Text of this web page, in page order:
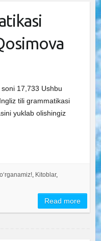
soni 17,733 Ushbu
tili grammatikasi
yuklab olishingiz
, Kitoblar,
Read more